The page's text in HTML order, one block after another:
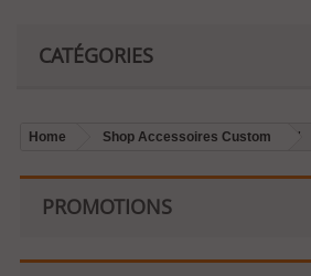
CATÉGORIES
Home Shop Accessoires Custom
PROMOTIONS